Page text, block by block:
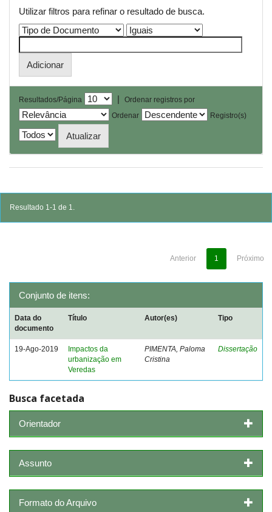
Utilizar filtros para refinar o resultado de busca.
Resultados/Página |
Ordenar registros por
Ordenar
Registro(s)
Resultado 1-1 de 1.
Anterior 1 Próximo
Conjunto de itens:
Data do
documento
Título Autor(es) Tipo
19-Ago-2019
Impactos da
urbanização em
Veredas
PIMENTA, Paloma
Cristina
Dissertação
Busca facetada
Orientador
Assunto
Formato do Arquivo